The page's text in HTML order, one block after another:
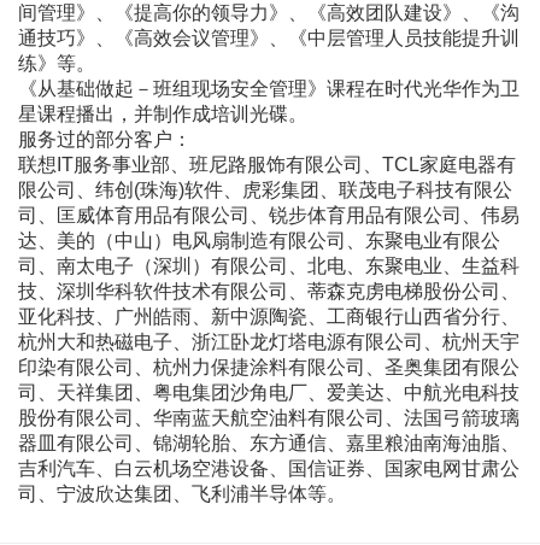
间管理》、《提高你的领导力》、《高效团队建设》、《沟
通技巧》、《高效会议管理》、《中层管理人员技能提升训
练》等。
《从基础做起－班组现场安全管理》课程在时代光华作为卫
星课程播出，并制作成培训光碟。
服务过的部分客户：
联想IT服务事业部、班尼路服饰有限公司、TCL家庭电器有
限公司、纬创(珠海)软件、虎彩集团、联茂电子科技有限公
司、匡威体育用品有限公司、锐步体育用品有限公司、伟易
达、美的（中山）电风扇制造有限公司、东聚电业有限公
司、南太电子（深圳）有限公司、北电、东聚电业、生益科
技、深圳华科软件技术有限公司、蒂森克虏电梯股份公司、
亚化科技、广州皓雨、新中源陶瓷、工商银行山西省分行、
杭州大和热磁电子、浙江卧龙灯塔电源有限公司、杭州天宇
印染有限公司、杭州力保捷涂料有限公司、圣奥集团有限公
司、天祥集团、粤电集团沙角电厂、爱美达、中航光电科技
股份有限公司、华南蓝天航空油料有限公司、法国弓箭玻璃
器皿有限公司、锦湖轮胎、东方通信、嘉里粮油南海油脂、
吉利汽车、白云机场空港设备、国信证券、国家电网甘肃公
司、宁波欣达集团、飞利浦半导体等。